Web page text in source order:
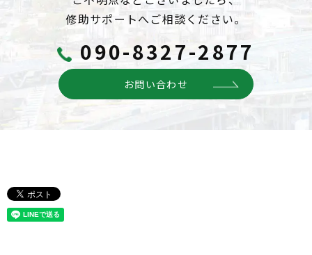
修助サポートへご相談ください。
090-8327-2877
お問い合わせ